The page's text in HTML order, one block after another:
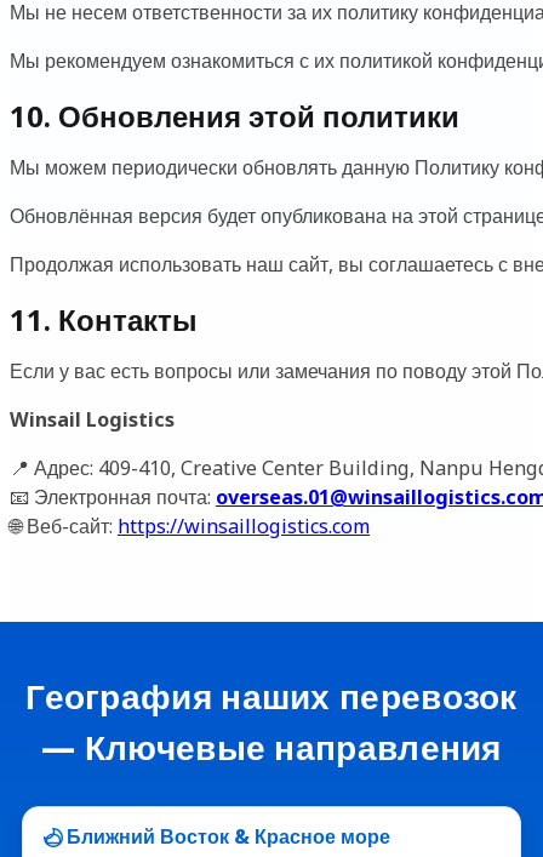
Мы не несем ответственности за их политику
Мы рекомендуем ознакомиться с их политикой
10. Обновления этой политики
Мы можем периодически обновлять данную Политику
Обновлённая версия будет опубликована на этой
Продолжая использовать наш сайт, вы соглашаетесь с
11. Контакты
Если у вас есть вопросы или замечания по поводу этой
Winsail Logistics
📍 Адрес: 409-410, Creative Center Building, Nanpu
📧 Электронная почта:
🌐 Веб-сайт: https://winsaillogistics.com
География наших перевозок
— Ключевые направления
Ближний Восток & Красное море